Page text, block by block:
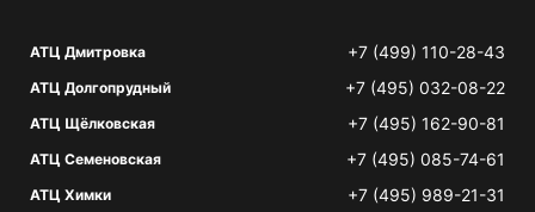
АТЦ Дмитровка +7 (499) 110-28-43
АТЦ Долгопрудный +7 (495) 032-08-22
АТЦ Щёлковская +7 (495) 162-90-81
АТЦ Семеновская +7 (495) 085-74-61
АТЦ Химки +7 (495) 989-21-31